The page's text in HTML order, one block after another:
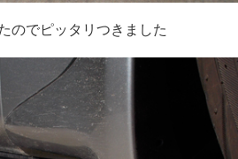
のでピッタリつきました